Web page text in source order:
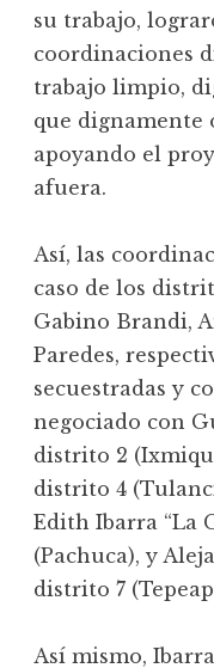
su trabajo,
coordinaciones
trabajo limpio,
que
apoyando el
afuera.
Así, las
caso de los
Gabino Brandi,
Paredes,
secuestradas y
negociado con
distrito 2
distrito 4
Edith Ibarra “La
(Pachuca), y
distrito 7
Así mismo,